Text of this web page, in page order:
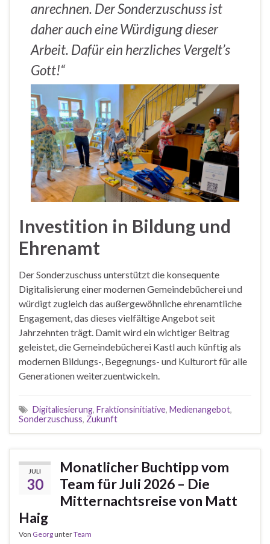
anrechnen. Der Sonderzuschuss ist
daher auch eine Würdigung dieser
Arbeit. Dafür ein herzliches Vergelt’s
Gott!“
Investition in Bildung und
Ehrenamt
Der Sonderzuschuss unterstützt die konsequente
Digitalisierung einer modernen Gemeindebücherei und
würdigt zugleich das außergewöhnliche ehrenamtliche
Engagement, das dieses vielfältige Angebot seit
Jahrzehnten trägt. Damit wird ein wichtiger Beitrag
geleistet, die Gemeindebücherei Kastl auch künftig als
modernen Bildungs-, Begegnungs- und Kulturort für alle
Generationen weiterzuentwickeln.
Digitaliesierung, Fraktionsinitiative, Medienangebot,
Sonderzuschuss, Zukunft
JULI
30
Monatlicher Buchtipp vom
Team für Juli 2026 – Die
Mitternachtsreise von Matt
Haig
Von GeorgunterTeam